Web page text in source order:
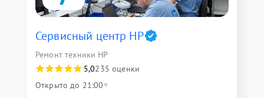
Сервисный центр HP
Ремонт техники HP
5,0235 оценки
Открыто до 21:00